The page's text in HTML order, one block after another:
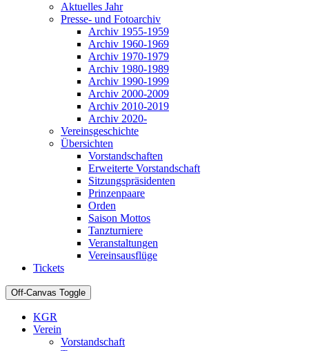
Aktuelles Jahr
Presse- und Fotoarchiv
Archiv 1955-1959
Archiv 1960-1969
Archiv 1970-1979
Archiv 1980-1989
Archiv 1990-1999
Archiv 2000-2009
Archiv 2010-2019
Archiv 2020-
Vereinsgeschichte
Übersichten
Vorstandschaften
Erweiterte Vorstandschaft
Sitzungspräsidenten
Prinzenpaare
Orden
Saison Mottos
Tanzturniere
Veranstaltungen
Vereinsausflüge
Tickets
Off-Canvas Toggle
KGR
Verein
Vorstandschaft